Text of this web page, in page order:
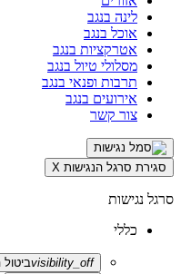
לינה בנגב
אוכל בנגב
אטרקציות בנגב
מסלולי טיול בנגב
תרבות ופנאי בנגב
אירועים בנגב
צור קשר
סגירת סרגל הנגישות X
סרגל נגישות
כללי
visibility_off